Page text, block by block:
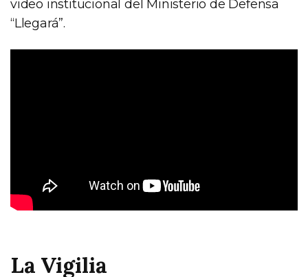
video institucional del Ministerio de Defensa
“Llegará”.
La Vigilia